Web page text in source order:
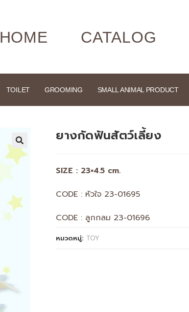
HOME CATALOG
TOILET GROOMING SMALL ANIMAL PRODUCT
🔍
ยางกัดฟันสัตว์เลี้ยง
SIZE : 23×4.5 cm.
CODE : หัวใจ 23-01695
CODE : ลูกกลม 23-01696
หมวดหมู่: TOY